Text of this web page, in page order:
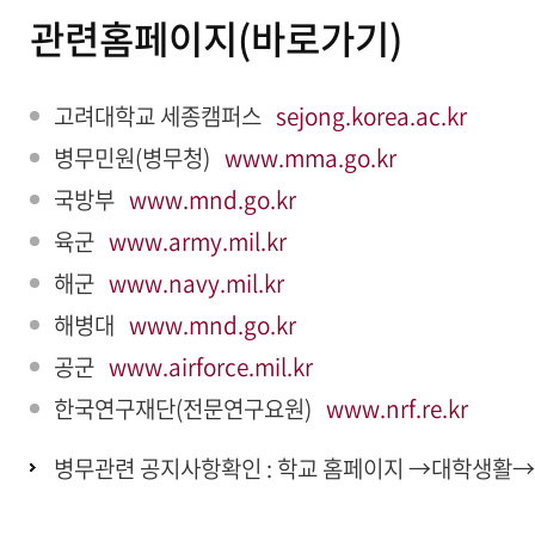
관련홈페이지(바로가기)
고려대학교 세종캠퍼스 sejong.korea.ac.kr
병무민원(병무청) www.mma.go.kr
국방부 www.mnd.go.kr
육군 www.army.mil.kr
해군 www.navy.mil.kr
해병대 www.mnd.go.kr
공군 www.airforce.mil.kr
한국연구재단(전문연구요원) www.nrf.re.kr
병무관련 공지사항확인 : 학교 홈페이지 →대학생